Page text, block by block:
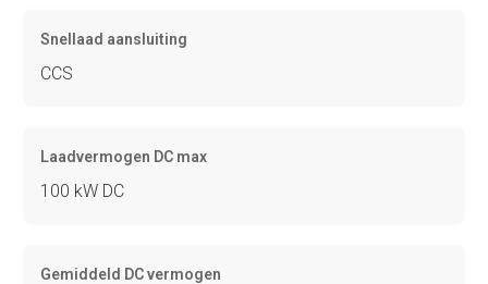
Snellaad aansluiting
CCS
Laadvermogen DC max
100 kW DC
Gemiddeld DC vermogen